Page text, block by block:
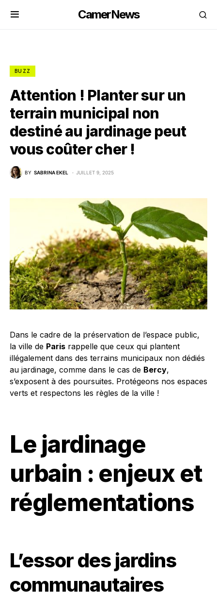
CamerNews
BUZZ
Attention ! Planter sur un
terrain municipal non
destiné au jardinage peut
vous coûter cher !
BY SABRINA EKEL JUILLET 9, 2025
Dans le cadre de la préservation de l’espace public,
la ville de Paris rappelle que ceux qui plantent
illégalement dans des terrains municipaux non dédiés
au jardinage, comme dans le cas de Bercy,
s’exposent à des poursuites. Protégeons nos espaces
verts et respectons les règles de la ville !
Le jardinage
urbain : enjeux et
réglementations
L’essor des jardins
communautaires